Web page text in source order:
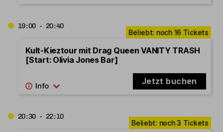
19:00 - 20:40
Kult-Kieztour mit Drag Queen VANITY TRASH
[Start: Olivia Jones Bar]
Jetzt buchen
20:30 - 22:10